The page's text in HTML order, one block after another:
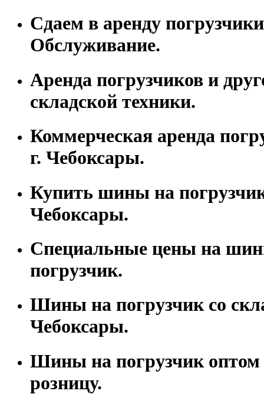
Сдаем в аренду
Обслуживание.
Аренда погрузчиков и
складской техники.
Коммерческая аренда
г. Чебоксары.
Купить шины на
Чебоксары.
Специальные цены на
погрузчик.
Шины на погрузчик со
Чебоксары.
Шины на погрузчик оптом
розницу.